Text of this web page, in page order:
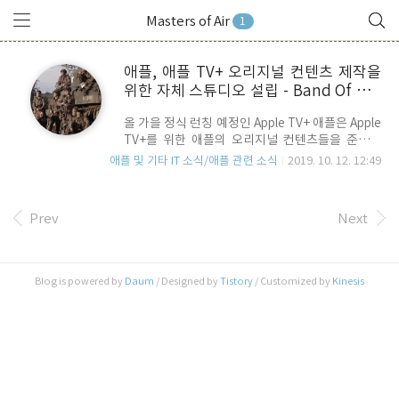
Masters of Air 1
애플, 애플 TV+ 오리지널 컨텐츠 제작을
위한 자체 스튜디오 설립 - Band Of Bro
ers of the Air 준비 중
올 가을 정식 런칭 예정인 Apple TV+ 애플은 Apple
TV+를 위한 애플의 오리지널 컨텐츠들을 준비해
왔지만, 이건 단지 외주제작 작품에 대한 독점 공급
2차 세계대전을 배경으로 한 2001년 Band of
Brothers, 2010년 The Pacific의 뒤를 이을 신작
애플은 공식적으로 스튜디어를 런칭했습니다.
Netflix가 그러했듯이, 애플도 자체 스튜디어를 통
애플 및 기타 IT 소식/애플 관련 소식 2019. 10. 12. 12:49
Prev Next
Blog is powered by Daum / Designed byTistory / Customized by Kinesis